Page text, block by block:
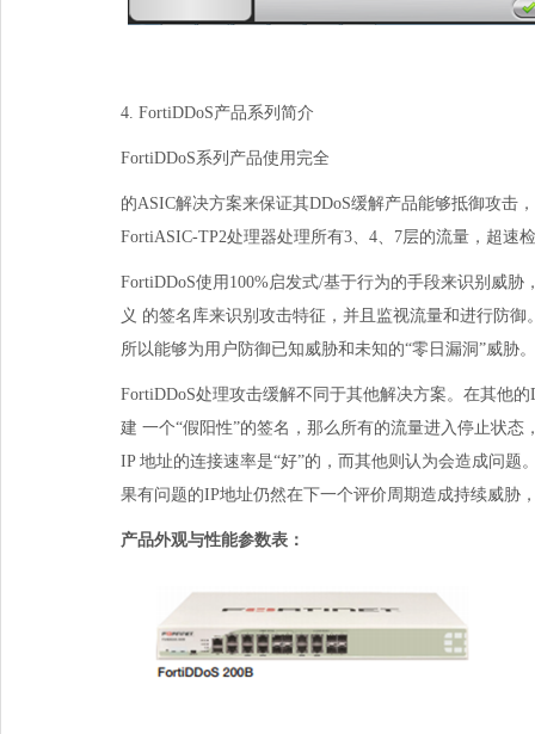
4.FortiDDoS产品系列简介
FortiDDoS系列产品使用完全
的ASIC解决方案来保证其DDoS缓解产品能够抵御攻击
FortiASIC-TP2处理器处理所有3 4 7层的流量，超速
FortiDDoS使用 100%启发式/基于行为的手段来识别威胁
义的签名库来识别攻击特征，并且监视流量和进行防御
所以能够为用户防御已知威胁和未知的“零日漏洞”威胁。
FortiDDoS处理攻击缓解不同于其他解决方案。在其他的
建一个“假阳性”的签名，那么所有的流量进入停止状态
IP 地址的连接速率是“好”的，而其他则认为会造成问题
果有问题的IP地址仍然在下一个评价周期造成持续威胁
产品外观与性能参数表：